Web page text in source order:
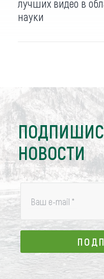
лучших видео в
науки
НОВОСТИ
Ваш e-mail *